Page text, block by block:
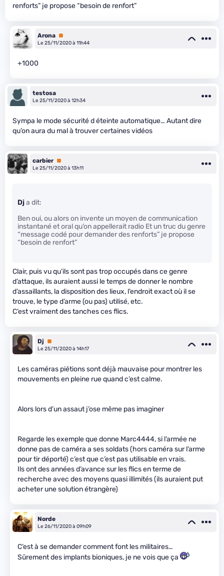
renforts” je propose “besoin de renfort”
Arona Premium
Le 25/11/2020 à 11h44
+1000
testosa
Le 25/11/2020 à 12h34
Sympa le mode sécurité d éteinte automatique… Autant dire
qu’on aura du mal à trouver certaines vidéos
carbier Premium
Le 25/11/2020 à 13h11
Dja dit:
Ben oui, ou alors on invente un moyen de communication
instantané et oral qu’on appellerait radio Et un truc du genre
“message codé pour demander des renforts” je propose
“besoin de renfort”
Clair, puis vu qu’ils sont pas trop occupés dans ce genre
d’attaque, ils auraient aussi le temps de donner le nombre
d’assaillants, la disposition des lieux, l’endroit exact où il se
trouve, le type d’arme (ou pas) utilisé, etc.
C’est vraiment des tanches ces flics.
Dj
Premium
Le 25/11/2020 à 14h17
Les caméras piétions sont déjà mauvaise pour montrer les
mouvements en pleine rue quand c’est calme.
Alors lors d’un assaut j’ose même pas imaginer
Regarde les exemple que donne Marc4444, si l’armée ne
donne pas de caméra a ses soldats (hors caméra sur l’arme
pour tir déporté) c’est que c’est pas utilisable en vrais.
Ils ont des années d’avance sur les flics en terme de
recherche avec des moyens quasi illimités (ils auraient put
acheter une solution étrangère)
Norde
Le 26/11/2020 à 09h09
C’est à se demander comment font les militaires…
Sûrement des implants bioniques, je ne vois que ça